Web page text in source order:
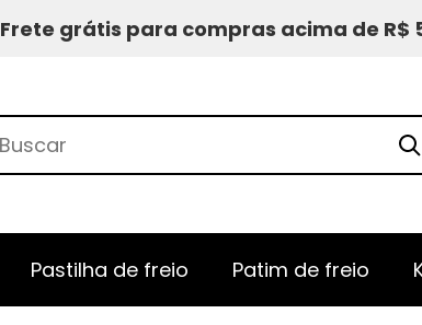
Frete grátis para compras acima de R$
Pastilha de freio Patim de freio